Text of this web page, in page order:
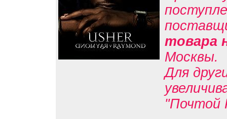
товара
Москвы.
Для
"Почтой